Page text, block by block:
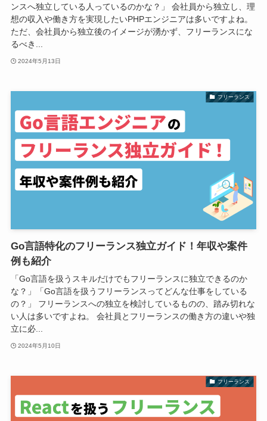
ンスへ独立している人っているのかな？」 会社員から独立し、理
想の収入や働き方を実現したいPHPエンジニアは多いですよね。
ただ、会社員から独立後のイメージが湧かず、フリーランスにな
るべき...
2024年5月13日
フリーランス
Go言語特化のフリーランス独立ガイド！年収や案件
例も紹介
「Go言語を扱うスキルだけでもフリーランスに独立できるのか
な？」「Go言語を扱うフリーランスってどんな仕事をしている
の？」 フリーランスへの独立を検討しているものの、踏み切れな
い人は多いですよね。 会社員とフリーランスの働き方の違いや独
立に必...
2024年5月10日
フリーランス